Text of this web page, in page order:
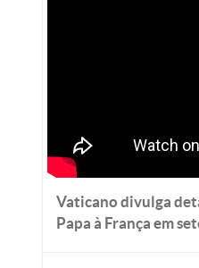
Vaticano divulga
Papa à França em